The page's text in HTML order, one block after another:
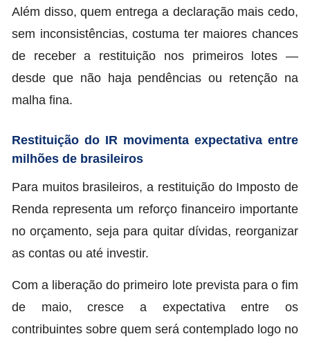
Além disso, quem entrega a declaração mais cedo,
sem inconsistências, costuma ter maiores chances
de receber a restituição nos primeiros lotes —
desde que não haja pendências ou retenção na
malha fina.
Restituição do IR movimenta expectativa entre
milhões de brasileiros
Para muitos brasileiros, a restituição do Imposto de
Renda representa um reforço financeiro importante
no orçamento, seja para quitar dívidas, reorganizar
as contas ou até investir.
Com a liberação do primeiro lote prevista para o fim
de maio, cresce a expectativa entre os
contribuintes sobre quem será contemplado logo no